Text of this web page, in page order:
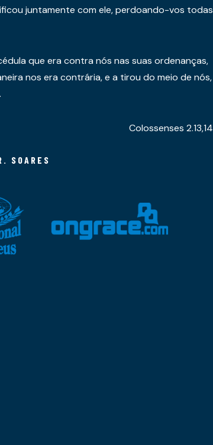
juntamente com ele, perdoando-vos todas
que era contra nós nas suas ordenanças,
nos era contrária, e a tirou do meio de nós,
Colossenses 2.13,14
SOARES